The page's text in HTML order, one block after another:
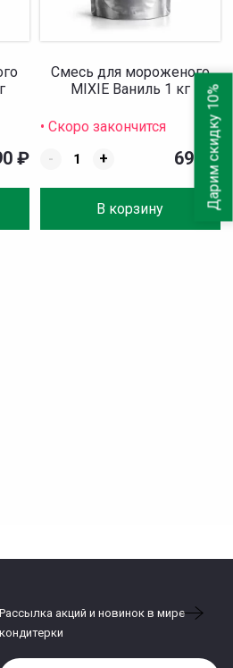
₽
Смесь для мороженого
MIXIE Ваниль 1 кг
• Скоро закончится
-
+
В корзину
690 ₽
Рассылка акций и новинок в мире
кондитерки
Дарим скидку 10%